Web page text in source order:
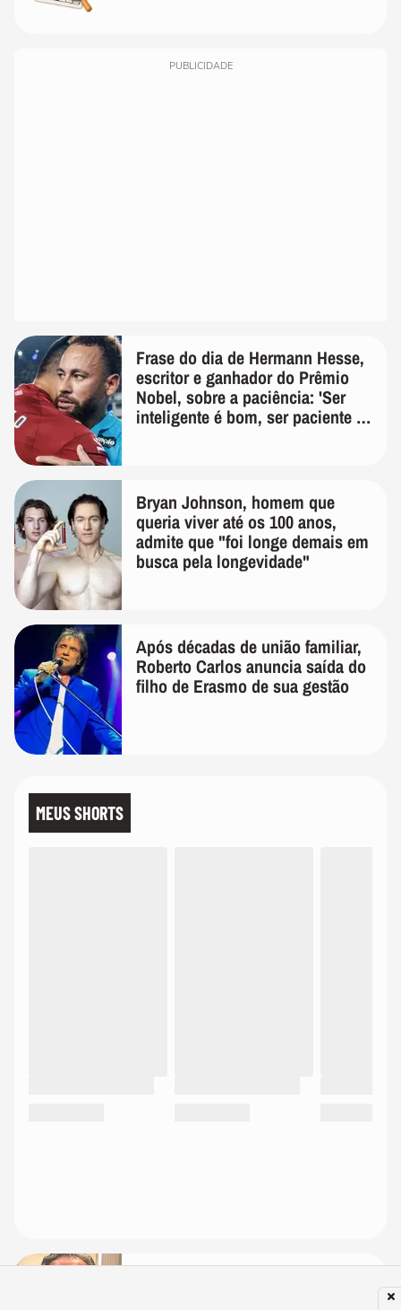
PUBLICIDADE
Frase do dia de Hermann Hesse,
escritor e ganhador do Prêmio
Nobel, sobre a paciência: 'Ser
inteligente é bom, ser paciente é
Bryan Johnson, homem que
queria viver até os 100 anos,
admite que "foi longe demais em
busca pela longevidade"
Após décadas de união familiar,
Roberto Carlos anuncia saída do
filho de Erasmo de sua gestão
MEUS SHORTS